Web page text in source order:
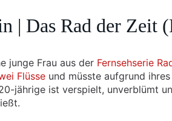
| Das Rad der Zeit
junge Frau aus der Fernsehserie
Flüsse und müsste aufgrund ihres
jährige ist verspielt, unverblümt